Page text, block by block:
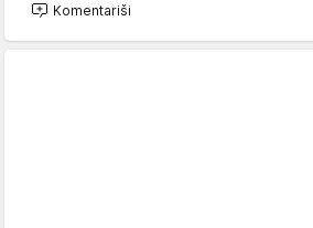
Komentariši